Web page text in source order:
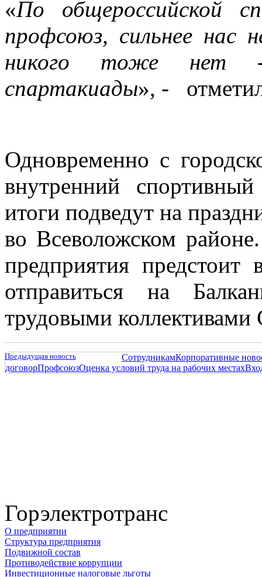
«По общероссийской
профсоюз, сильнее нас
никого тоже нет
спартакиады», -
Одновременно с
внутренний
итоги подведут на
во Всеволожском
предприятия предстоит
отправиться на
трудовыми коллективами
Предыдущая новость СотрудникамКорпоративные
договорПрофсоюзОценка условий труда на рабочих местах
Горэлектротранс
О предприятии
Структура предприятия
Подвижной состав
Противодействие коррупции
Инвестиционные налоговые льготы